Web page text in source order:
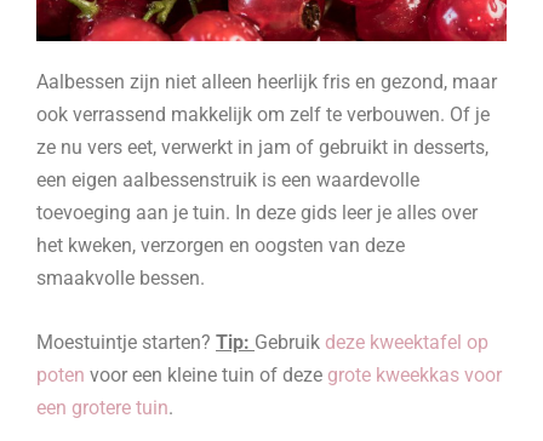
Aalbessen zijn niet alleen heerlijk fris en gezond, maar
ook verrassend makkelijk om zelf te verbouwen. Of je
ze nu vers eet, verwerkt in jam of gebruikt in desserts,
een eigen aalbessenstruik is een waardevolle
toevoeging aan je tuin. In deze gids leer je alles over
het kweken, verzorgen en oogsten van deze
smaakvolle bessen.
Moestuintje starten? Tip: Gebruik deze kweektafel op
poten voor een kleine tuin of deze grote kweekkas voor
een grotere tuin.